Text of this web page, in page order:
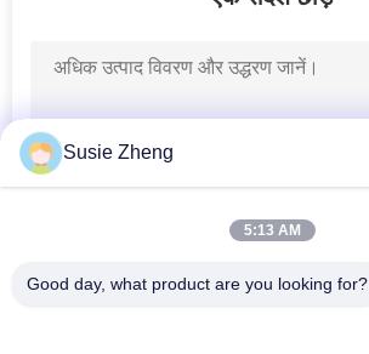
सैन्य कैडेट कैप
Susie Zheng
5:13 AM
Good day, what product are you looking for?